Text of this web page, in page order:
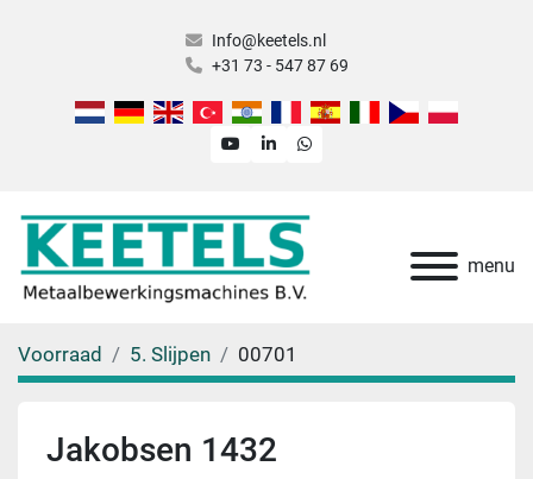
Info@keetels.nl
+31 73 - 547 87 69
youtubelinkedinwhatsapp
menu
Voorraad 5. Slijpen 00701
Jakobsen 1432